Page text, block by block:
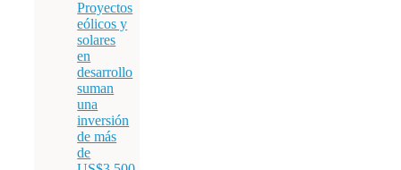
Proyectos
eólicos y
solares
en
desarrollo
suman
una
inversión
de más
de